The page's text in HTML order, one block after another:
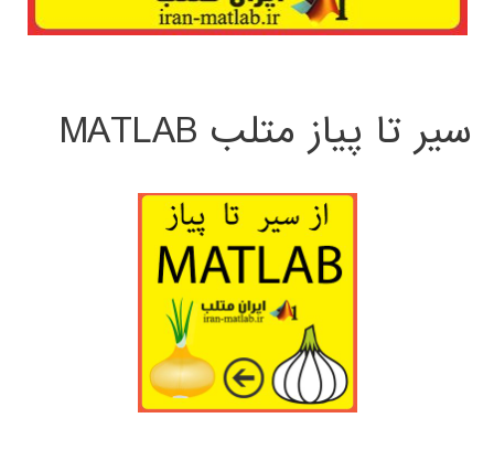
سیر تا پیاز متلب MATLAB